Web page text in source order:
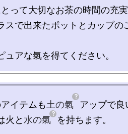
って大切なお茶の時間の充
スで出来たポットとカップの
イテムも土の氣
アップで良
火と 水の氣 を持ちます。